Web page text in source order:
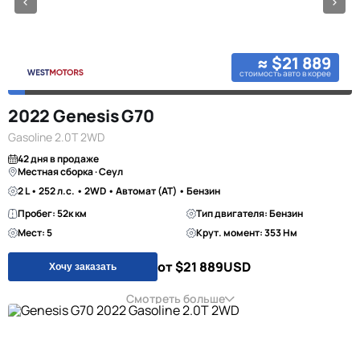
≈ $21 889
стоимость авто в корее
2022 Genesis G70
Gasoline 2.0T 2WD
42 дня в продаже
Местная сборка · Сеул
2 L • 252 л.с. • 2WD • Автомат (AT) • Бензин
Пробег: 52к км
Тип двигателя: Бензин
Мест: 5
Крут. момент: 353 Нм
Хочу заказать от $21 889USD
Смотреть больше